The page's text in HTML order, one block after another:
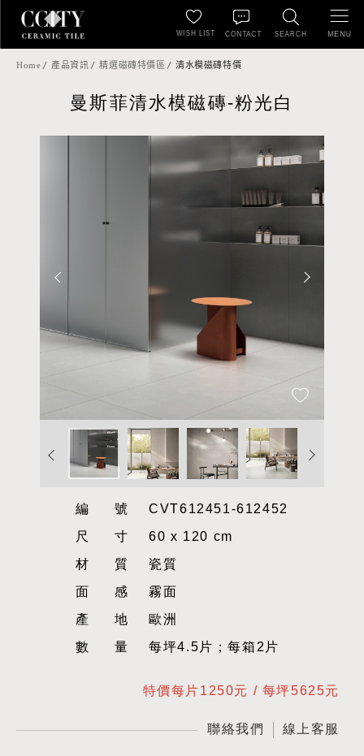
SEARCH
WISH LIST CONTACT MENU
Home 產品資訊 精選磁磚特價區 清水模磁磚特價
曼斯菲清水模磁磚-粉光白
編號CVT612451-612452
尺寸60 x 120 cm
材質瓷質
面感霧面
產地歐洲
數量每坪4.5片；每箱2片
特價每片1250元 / 每坪5625元
聯絡我們 線上客服